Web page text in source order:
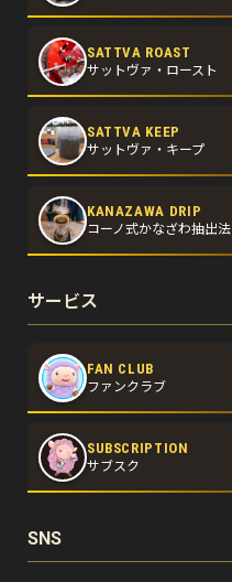
SATTVA ROAST
サットヴァ・ロースト
SATTVA KEEP
サットヴァ・キープ
KANAZAWA DRIP
コーノ式かなざわ抽出法
サービス
FAN CLUB
ファンクラブ
SUBSCRIPTION
サブスク
SNS